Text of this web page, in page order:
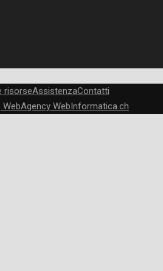
risorseAssistenzaContatti
WebAgency WebInformatica.ch